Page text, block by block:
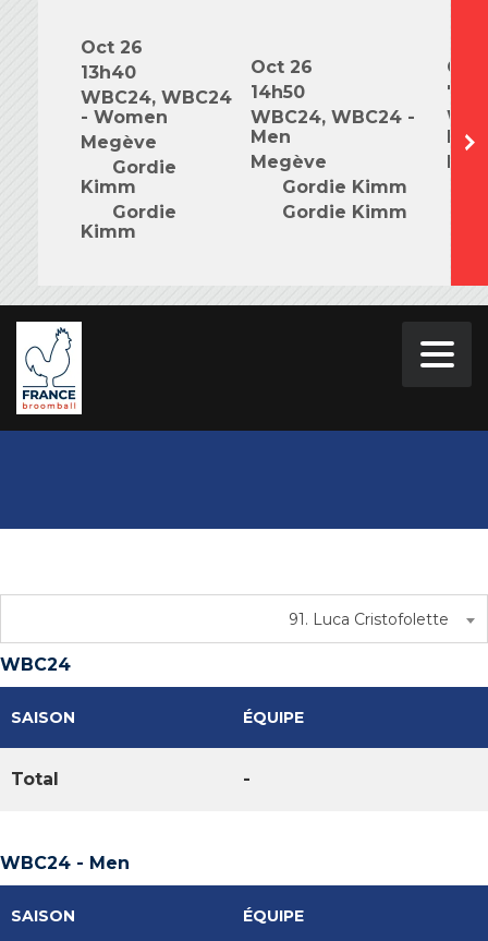
Oct 26
13h40
WBC24, WBC24
- Women
Megève
Gordie
Kimm
Gordie
Kimm
Oct 26
14h50
WBC24, WBC24 -
Men
Megève
Gordie Kimm
Gordie Kimm
Oct
91. Luca Cristofolette
WBC24
SAISON ÉQUIPE
Total -
WBC24 - Men
SAISON ÉQUIPE